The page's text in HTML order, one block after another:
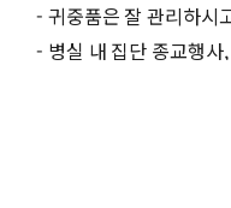
- 귀중품은 잘 관리하시
- 병실 내 집단 종교행